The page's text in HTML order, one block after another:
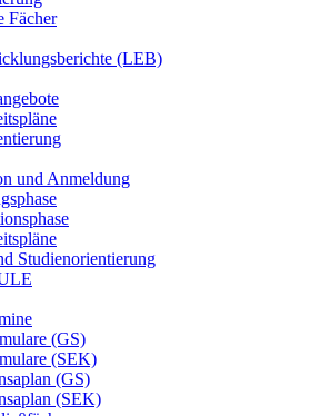
Fächer
(LEB)
und Anmeldung
Studienorientierung
(GS)
(SEK)
(GS)
(SEK)